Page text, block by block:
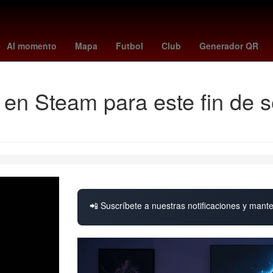
Al momento Mapa Futbol Club Generador QR
Covarrubias aerolínea scott eastwood Eclipse Gobierno
Steam para este fin de
📲 Suscríbete a nuestras notificaciones y